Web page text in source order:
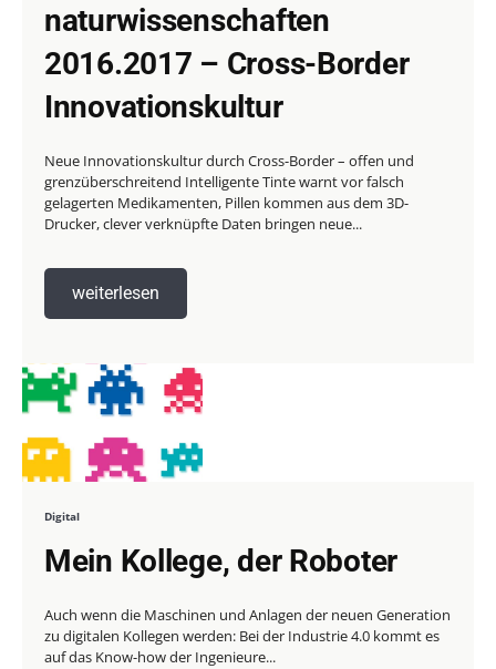
naturwissenschaften
2016.2017 – Cross-Border
Innovationskultur
Neue Innovationskultur durch Cross-Border – offen und
grenzüberschreitend Intelligente Tinte warnt vor falsch
gelagerten Medikamenten, Pillen kommen aus dem 3D-
Drucker, clever verknüpfte Daten bringen neue...
weiterlesen
Digital
Mein Kollege, der Roboter
Auch wenn die Maschinen und Anlagen der neuen Generation
zu digitalen Kollegen werden: Bei der Industrie 4.0 kommt es
auf das Know-how der Ingenieure...